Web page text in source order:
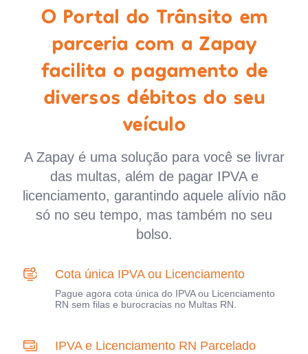
O Portal do Trânsito em
parceria com a Zapay
facilita o pagamento de
diversos débitos do seu
veículo
A Zapay é uma solução para você se livrar
das multas, além de pagar IPVA e
licenciamento, garantindo aquele alívio não
só no seu tempo, mas também no seu
bolso.
Cota única IPVA ou Licenciamento
Pague agora cota única do IPVA ou Licenciamento
RN sem filas e burocracias no Multas RN.
IPVA e Licenciamento RN Parcelado